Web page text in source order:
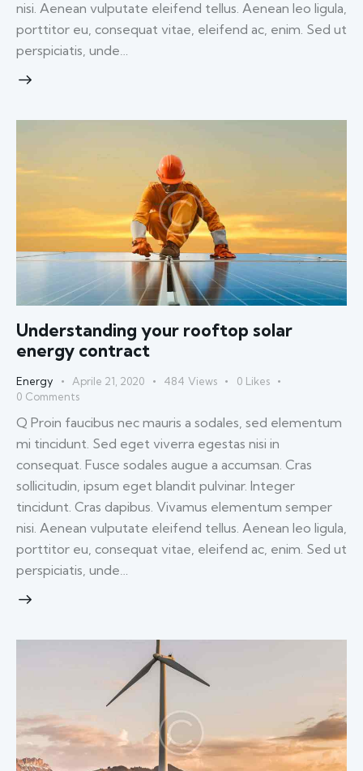
nisi. Aenean vulputate eleifend tellus. Aenean leo ligula,
porttitor eu, consequat vitae, eleifend ac, enim. Sed ut
perspiciatis, unde…
Understanding your rooftop solar
energy contract
Energy Aprile 21, 2020 484 Views 0 Likes
0 Comments
Q Proin faucibus nec mauris a sodales, sed elementum
mi tincidunt. Sed eget viverra egestas nisi in
consequat. Fusce sodales augue a accumsan. Cras
sollicitudin, ipsum eget blandit pulvinar. Integer
tincidunt. Cras dapibus. Vivamus elementum semper
nisi. Aenean vulputate eleifend tellus. Aenean leo ligula,
porttitor eu, consequat vitae, eleifend ac, enim. Sed ut
perspiciatis, unde…